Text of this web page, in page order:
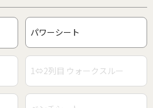
パワーシート
1⇔2列目 ウォークスルー